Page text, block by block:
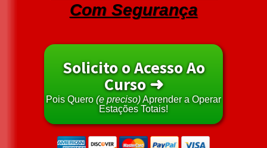
Com Segurança
Solicito o Acesso Ao
Curso ➜
Pois Quero(e preciso)Aprender a Operar
Estações Totais!